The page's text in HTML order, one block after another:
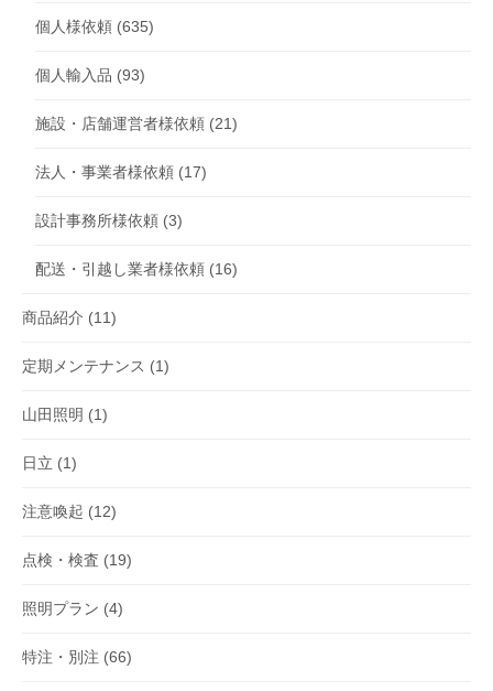
個人様依頼 (635)
個人輸入品 (93)
施設・店舗運営者様依頼 (21)
法人・事業者様依頼 (17)
設計事務所様依頼 (3)
配送・引越し業者様依頼 (16)
商品紹介 (11)
定期メンテナンス (1)
山田照明 (1)
日立 (1)
注意喚起 (12)
点検・検査 (19)
照明プラン (4)
特注・別注 (66)